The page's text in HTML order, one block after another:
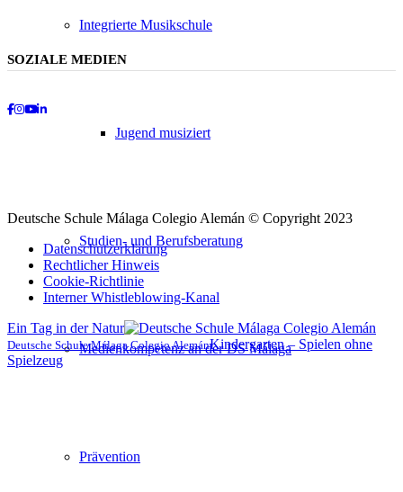
Integrierte Musikschule
Jugend musiziert
Studien- und Berufsberatung
Medienkompetenz an der DS Málaga
Prävention
SOZIALE MEDIEN
Deutsche Schule Málaga Colegio Alemán © Copyright 2023
Datenschutzerklärung
Rechtlicher Hinweis
Cookie-Richtlinie
Interner Whistleblowing-Kanal
Ein Tag in der Natur
Deutsche Schule Málaga Colegio AlemánKindergarten – Spielen ohne
Spielzeug